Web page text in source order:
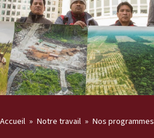
Accueil Notre travail Nos programmes